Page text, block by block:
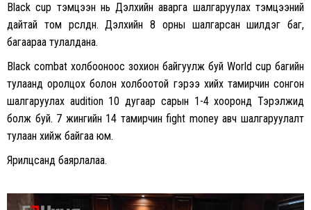
Black cup тэмцээн нь Дэлхийн аварга шалгаруулах тэмцээний
дайтай том өрсөлдөөн. Дэлхийн 8 орны шалгарсан шилдэг баг,
багаараа тулалдана.
Black combat холбооноос зохион байгуулж буй World cup багийн
тулаанд оролцох болон холбоотой гэрээ хийх тамирчин сонгон
шалгаруулах audition 10 дугаар сарын 1-4 хооронд Тэрэлжид
болж буй. 7 жингийн 14 тамирчин fight money авч шалгаруулалт
тулаан хийж байгаа юм.
Ярилцсанд баярлалаа.